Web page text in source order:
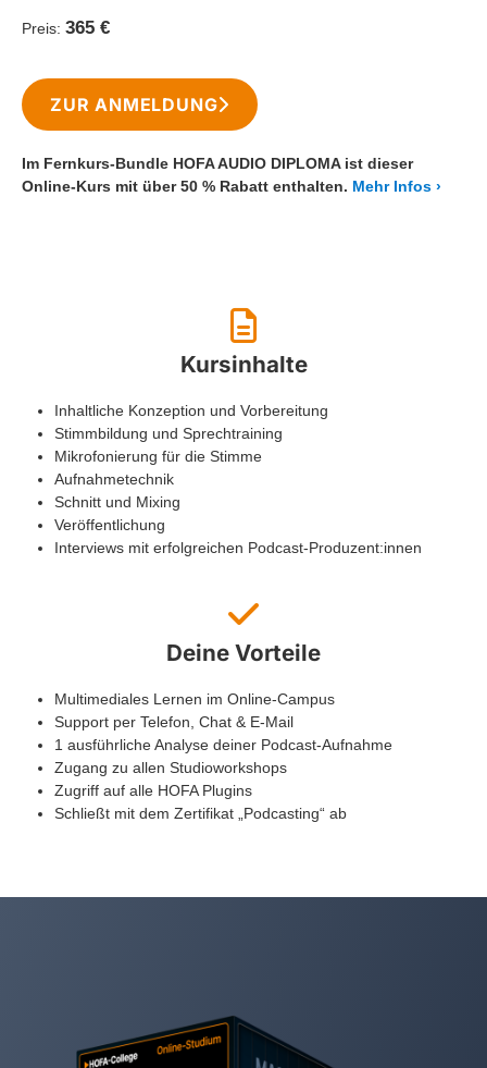
Preis: 365 €
ZUR ANMELDUNG
Im Fernkurs-Bundle HOFA AUDIO DIPLOMA ist dieser
Online-Kurs mit über 50 % Rabatt enthalten. Mehr Infos
Kursinhalte
Inhaltliche Konzeption und Vorbereitung
Stimmbildung und Sprechtraining
Mikrofonierung für die Stimme
Aufnahmetechnik
Schnitt und Mixing
Veröffentlichung
Interviews mit erfolgreichen Podcast-Produzent:innen
Deine Vorteile
Multimediales Lernen im Online-Campus
Support per Telefon, Chat & E-Mail
1 ausführliche Analyse deiner Podcast-Aufnahme
Zugang zu allen Studioworkshops
Zugriff auf alle HOFA Plugins
Schließt mit dem Zertifikat „Podcasting“ ab